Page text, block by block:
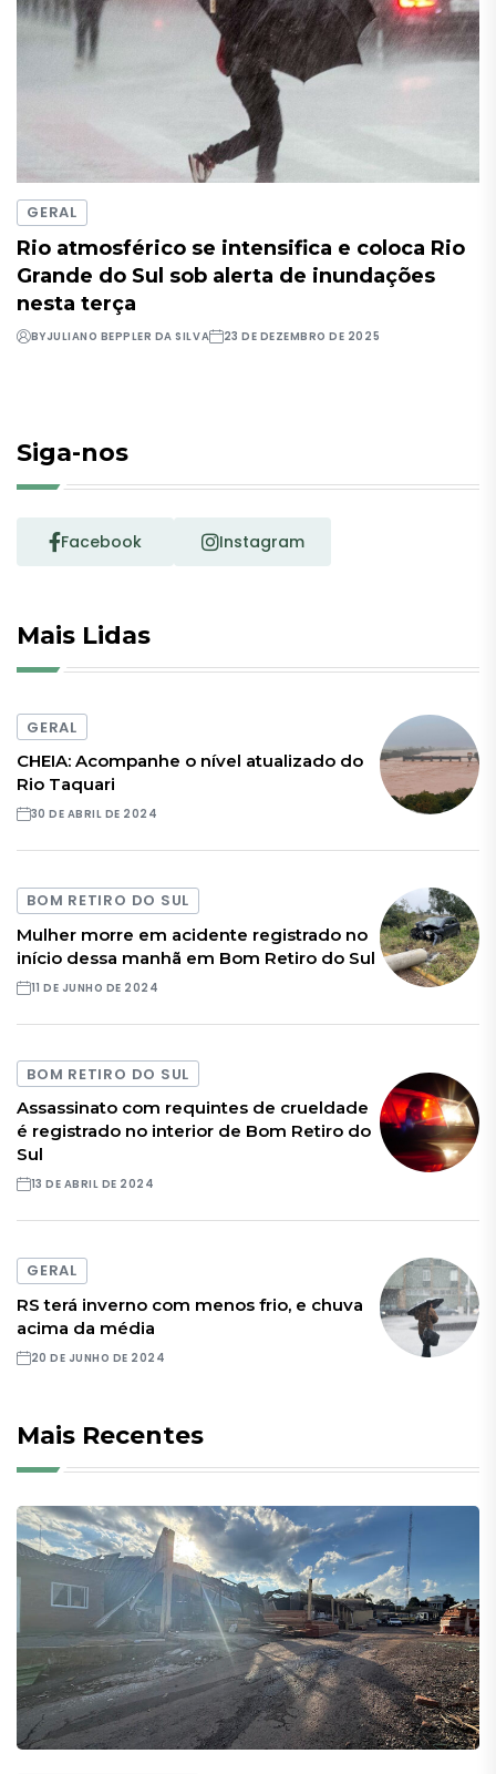
GERAL
Rio atmosférico se intensifica e coloca Rio
Grande do Sul sob alerta de inundações
nesta terça
BYJULIANO BEPPLER DA SILVA 23 DE DEZEMBRO DE 2025
Siga-nos
Facebook Instagram
Mais Lidas
GERAL
CHEIA: Acompanhe o nível atualizado do
Rio Taquari
30 DE ABRIL DE 2024
BOM RETIRO DO SUL
Mulher morre em acidente registrado no
início dessa manhã em Bom Retiro do Sul
11 DE JUNHO DE 2024
BOM RETIRO DO SUL
Assassinato com requintes de crueldade
é registrado no interior de Bom Retiro do
Sul
13 DE ABRIL DE 2024
GERAL
RS terá inverno com menos frio, e chuva
acima da média
20 DE JUNHO DE 2024
Mais Recentes